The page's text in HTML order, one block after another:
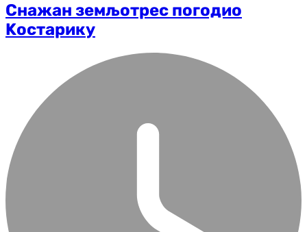
Снажан земљотрес погодио
Kостарику